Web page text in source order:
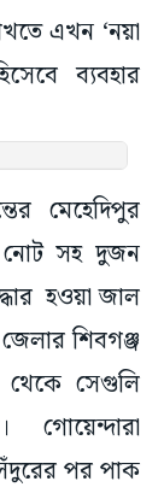
এখন ‘নয়া
ব্যবহার
মেহেদিপুর
নোট সহ দুজন
হওয়া জাল
শিবগঞ্জ
থেকে সেগুলি
গোয়েন্দারা
পর পাক